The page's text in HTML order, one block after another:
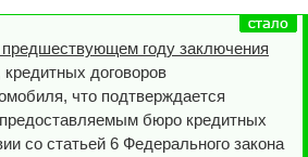
предшествующем году заключения
кредитных договоров
что подтверждается
бюро кредитных
со статьей 6 Федерального закона